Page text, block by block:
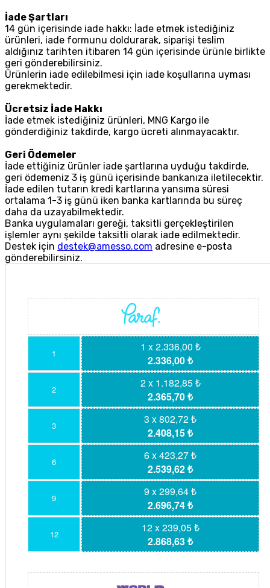
İade Şartları
14 gün içerisinde iade hakkı: İade etmek istediğiniz
ürünleri, iade formunu doldurarak, siparişi teslim
aldığınız tarihten itibaren 14 gün içerisinde ürünle birlikte
geri gönderebilirsiniz.
Ürünlerin iade edilebilmesi için iade koşullarına uyması
gerekmektedir.
Ücretsiz İade Hakkı
İade etmek istediğiniz ürünleri, MNG Kargo ile
gönderdiğiniz takdirde, kargo ücreti alınmayacaktır.
Geri Ödemeler
İade ettiğiniz ürünler iade şartlarına uyduğu takdirde,
geri ödemeniz 3 iş günü içerisinde bankanıza iletilecektir.
İade edilen tutarın kredi kartlarına yansıma süresi
ortalama 1-3 iş günü iken banka kartlarında bu süreç
daha da uzayabilmektedir.
Banka uygulamaları gereği, taksitli gerçekleştirilen
işlemler aynı şekilde taksitli olarak iade edilmektedir.
Destek için destek@amesso.com adresine e-posta
gönderebilirsiniz.
1
1 x 2.336,00 ₺
2.336,00 ₺
2
2 x 1.182,85 ₺
2.365,70 ₺
3
3 x 802,72 ₺
2.408,15 ₺
6
6 x 423,27 ₺
2.539,62 ₺
9
9 x 299,64 ₺
2.696,74 ₺
12
12 x 239,05 ₺
2.868,63 ₺